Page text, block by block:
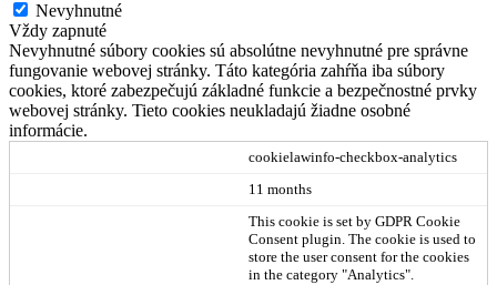
Nevyhnutné
Vždy zapnuté
Nevyhnutné súbory cookies sú absolútne nevyhnutné pre správne
fungovanie webovej stránky. Táto kategória zahŕňa iba súbory
cookies, ktoré zabezpečujú základné funkcie a bezpečnostné prvky
webovej stránky. Tieto cookies neukladajú žiadne osobné
informácie.
cookielawinfo-checkbox-analytics
11 months
This cookie is set by GDPR Cookie
Consent plugin. The cookie is used to
store the user consent for the cookies
in the category "Analytics".